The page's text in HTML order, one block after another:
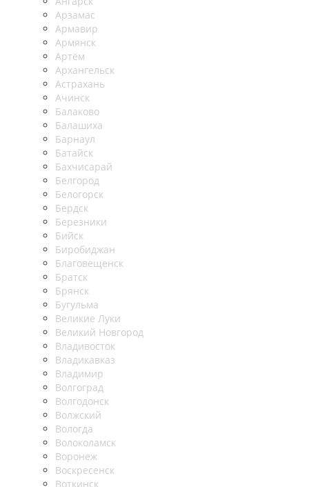
Арзамас
Армавир
Армянск
Артём
Архангельск
Астрахань
Ачинск
Балаково
Балашиха
Барнаул
Батайск
Бахчисарай
Белгород
Белогорск
Бердск
Березники
Бийск
Биробиджан
Благовещенск
Братск
Брянск
Бугульма
Великие Луки
Великий Новгород
Владивосток
Владикавказ
Владимир
Волгоград
Волгодонск
Волжский
Вологда
Волоколамск
Воронеж
Воскресенск
Воткинск